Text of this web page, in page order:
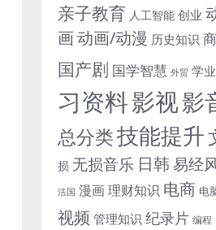
亲子教育 人工智能 创业
画动画/动漫 历史知识
国产剧 国学智慧 外贸 学业
习资料影视影
总分类技能提升
损 无损音乐 日韩 易经
法国 漫画理财知识 电商 电
视频 管理知识 纪录片 编程